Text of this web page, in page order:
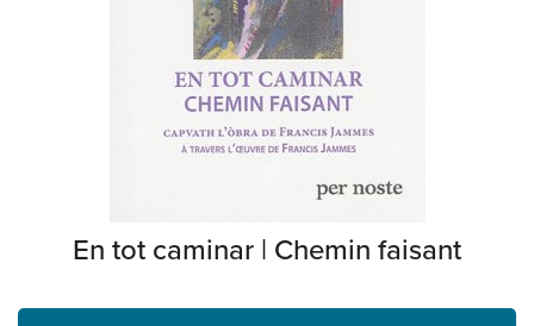
En tot caminar | Chemin faisant